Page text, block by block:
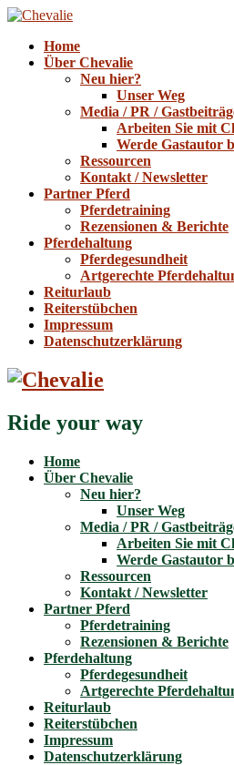
Home
Über Chevalie
Neu hier?
Unser Weg
Media / PR /
Arbeiten Sie mit
Werde Gastautor
Ressourcen
Kontakt / Newsletter
Partner Pferd
Pferdetraining
Rezensionen & Berichte
Pferdehaltung
Pferdegesundheit
Artgerechte
Reiturlaub
Reiterstübchen
Impressum
Datenschutzerklärung
Ride your way
Home
Über Chevalie
Neu hier?
Unser Weg
Media / PR /
Arbeiten Sie mit
Werde Gastautor
Ressourcen
Kontakt / Newsletter
Partner Pferd
Pferdetraining
Rezensionen & Berichte
Pferdehaltung
Pferdegesundheit
Artgerechte
Reiturlaub
Reiterstübchen
Impressum
Datenschutzerklärung